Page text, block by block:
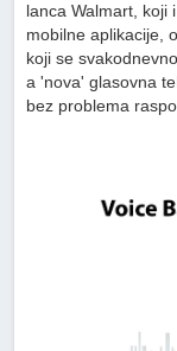
lanca Walmart, koji
mobilne aplikacije,
koji se
a 'nova' glasovna
bez problema